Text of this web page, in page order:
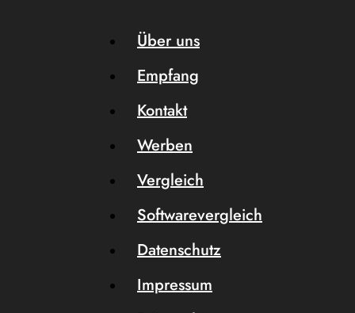
Über uns
Empfang
Kontakt
Werben
Vergleich
Softwarevergleich
Datenschutz
Impressum